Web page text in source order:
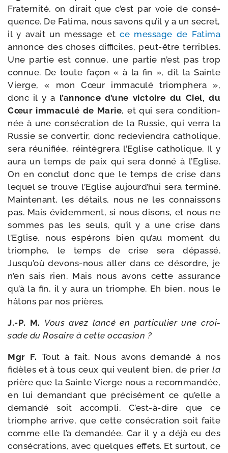
Fraternité, on dirait que c’est par voie de consé­
quence. De Fatima, nous savons qu’il y a un secret,
il y avait un mes­sage etce mes­sage de Fatima
annonce des choses dif­fi­ciles, peut-​être ter­ribles.
Une par­tie est connue, une par­tie n’est pas trop
connue. De toute façon « à la fin », dit la Sainte
Vierge, « mon Cœur imma­cu­lé triom­phe­ra »,
donc il y a l’annonce d’une vic­toire du Ciel, du
Cœur imma­cu­lé de Marie, et qui sera condi­tion­
née à une consé­cra­tion de la Russie, qui ver­ra la
Russie se conver­tir, donc rede­vien­dra catho­lique,
sera réuni­fiée, réin­tè­gre­ra l’Eglise catho­lique. Il y
aura un temps de paix qui sera don­né à l’Eglise.
On en conclut donc que le temps de crise dans
lequel se trouve l’Eglise aujourd’hui sera ter­mi­né.
Maintenant, les détails, nous ne les connais­sons
pas. Mais évi­dem­ment, si nous disons, et nous ne
sommes pas les seuls, qu’il y a une crise dans
l’Eglise, nous espé­rons bien qu’au moment du
triomphe, le temps de crise sera dépas­sé.
Jusqu’où devons-​nous aller dans ce désordre, je
n’en sais rien. Mais nous avons cette assu­rance
qu’à la fin, il y aura un triomphe. Eh bien, nous le
hâtons par nos prières.
J.-P. M. Vous avez lan­cé en par­ti­cu­lier une croi­
sade du Rosaire à cette occasion ?
Mgr F. Tout à fait. Nous avons deman­dé à nos
fidèles et à tous ceux qui veulent bien, de prier la
prière que la Sainte Vierge nous a recom­man­dée,
en lui deman­dant que pré­ci­sé­ment ce qu’elle a
deman­dé soit accom­pli. C’est-à-dire que ce
triomphe arrive, que cette consé­cra­tion soit faite
comme elle l’a deman­dée. Car il y a déjà eu des
consé­cra­tions, avec quelques effets. Et sur­tout, ce